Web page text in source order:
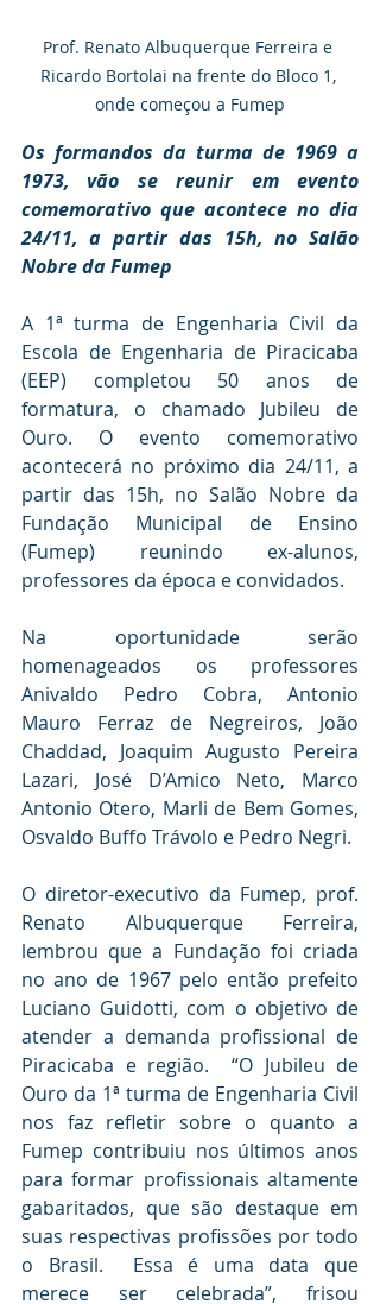
Prof. Renato Albuquerque Ferreira e
Ricardo Bortolai na frente do Bloco 1,
onde começou a Fumep
Os formandos da turma de 1969 a
1973, vão se reunir em evento
comemorativo que acontece no dia
24/11, a partir das 15h, no Salão
Nobre da Fumep
A 1ª turma de Engenharia Civil da
Escola de Engenharia de Piracicaba
(EEP) completou 50 anos de
formatura, o chamado Jubileu de
Ouro. O evento comemorativo
acontecerá no próximo dia 24/11, a
partir das 15h, no Salão Nobre da
Fundação Municipal de Ensino
(Fumep) reunindo ex-alunos,
professores da época e convidados.
Na oportunidade serão
homenageados os professores
Anivaldo Pedro Cobra, Antonio
Mauro Ferraz de Negreiros, João
Chaddad, Joaquim Augusto Pereira
Lazari, José D’Amico Neto, Marco
Antonio Otero, Marli de Bem Gomes,
Osvaldo Buffo Trávolo e Pedro Negri.
O diretor-executivo da Fumep, prof.
Renato Albuquerque Ferreira,
lembrou que a Fundação foi criada
no ano de 1967 pelo então prefeito
Luciano Guidotti, com o objetivo de
atender a demanda profissional de
Piracicaba e região.  “O Jubileu de
Ouro da 1ª turma de Engenharia Civil
nos faz refletir sobre o quanto a
Fumep contribuiu nos últimos anos
para formar profissionais altamente
gabaritados, que são destaque em
suas respectivas profissões por todo
o Brasil.  Essa é uma data que
merece ser celebrada”, frisou